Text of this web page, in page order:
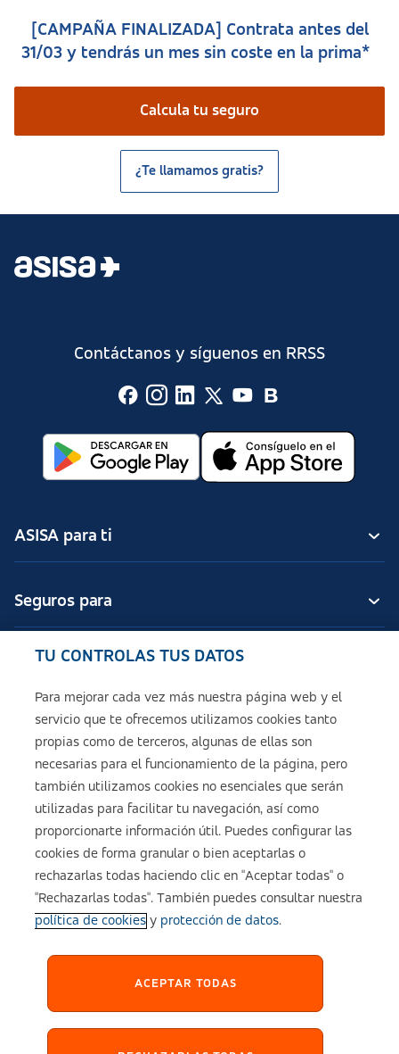
[CAMPAÑA FINALIZADA] Contrata antes del
31/03 y tendrás un mes sin coste en la prima*
Calcula tu seguro
¿Te llamamos gratis?
Contáctanos y síguenos en RRSS
ASISA para ti
Seguros para
Seguros de ASISA
Sobre ASISA
Política de cookies
Configuración de cookies
Política de Privacidad
Accesibilidad
TU CONTROLAS TUS DATOS
Para mejorar cada vez más nuestra página web y el
servicio que te ofrecemos utilizamos cookies tanto
propias como de terceros, algunas de ellas son
necesarias para el funcionamiento de la página, pero
también utilizamos cookies no esenciales que serán
utilizadas para facilitar tu navegación, así como
proporcionarte información útil. Puedes configurar las
cookies de forma granular o bien aceptarlas o
rechazarlas todas haciendo clic en "Aceptar todas" o
"Rechazarlas todas". También puedes consultar nuestra
política de cookiesy protección de datos.
ACEPTAR TODAS